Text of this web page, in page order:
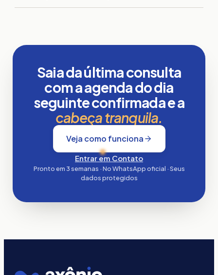
Saia da última consulta
com a agenda do dia
seguinte confirmada e a
cabeça tranquila.
Veja como funciona
Entrar em Contato
Pronto em 3 semanas · No WhatsApp oficial · Seus
dados protegidos